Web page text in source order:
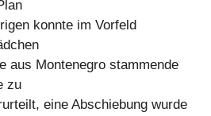
konnte im Vorfeld
aus Montenegro stammende
zu
eine Abschiebung wurde